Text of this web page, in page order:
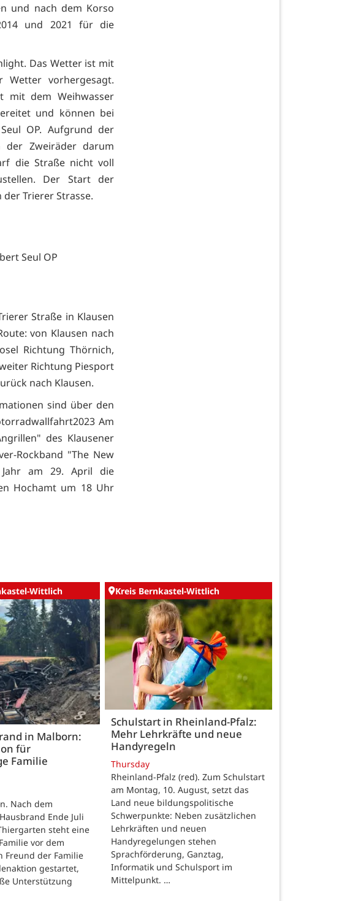
und nach dem Korso
und 2021 für die
Das Wetter ist mit
vorhergesagt.
mit dem Weihwasser
und können bei
OP. Aufgrund der
der Zweiräder darum
die Straße nicht voll
Der Start der
Trierer Strasse.
Seul OP
Straße in Klausen
von Klausen nach
Richtung Thörnich,
Richtung Piesport
nach Klausen.
sind über den
Am
des Klausener
Rockband "The New
am 29. April die
Hochamt um 18 Uhr
Wittlich
in Malborn:
für
Familie
Nach dem
Ende Juli
steht eine
vor dem
Freund der Familie
gestartet,
Unterstützung
Kreis Bernkastel-Wittlich
Schulstart in Rheinland-Pfalz:
Mehr Lehrkräfte und neue
Handyregeln
Thursday
Rheinland-Pfalz (red). Zum Schulstart
am Montag, 10. August, setzt das
Land neue bildungspolitische
Schwerpunkte: Neben zusätzlichen
Lehrkräften und neuen
Handyregelungen stehen
Sprachförderung, Ganztag,
Informatik und Schulsport im
Mittelpunkt. …